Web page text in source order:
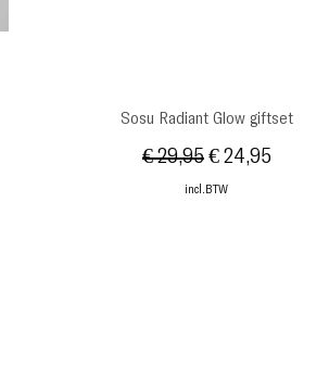
Snel overzicht
Sosu Radiant Glow giftset
Normale prijs
€ 29,95 Verkoopprijs
€ 24,95
incl.BTW